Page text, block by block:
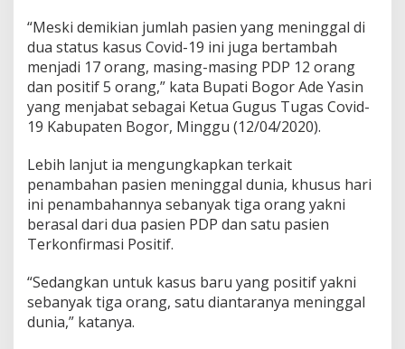
“Meski demikian jumlah pasien yang meninggal di
dua status kasus Covid-19 ini juga bertambah
menjadi 17 orang, masing-masing PDP 12 orang
dan positif 5 orang,” kata Bupati Bogor Ade Yasin
yang menjabat sebagai Ketua Gugus Tugas Covid-
19 Kabupaten Bogor, Minggu (12/04/2020).
Lebih lanjut ia mengungkapkan terkait
penambahan pasien meninggal dunia, khusus hari
ini penambahannya sebanyak tiga orang yakni
berasal dari dua pasien PDP dan satu pasien
Terkonfirmasi Positif.
“Sedangkan untuk kasus baru yang positif yakni
sebanyak tiga orang, satu diantaranya meninggal
dunia,” katanya.